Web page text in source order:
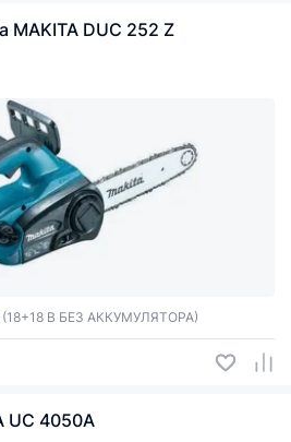
MAKITA DUC 252 Z
(18+18 В БЕЗ АККУМУЛЯТОРА)
UC 4050A